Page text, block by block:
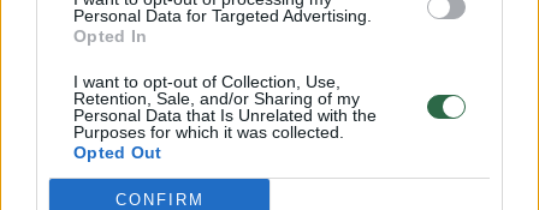
Personal Data for Targeted Advertising.
Opted In
I want to opt-out of Collection, Use,
Retention, Sale, and/or Sharing of my
Personal Data that Is Unrelated with the
Purposes for which it was collected.
Opted Out
CONFIRM
View this post on Instagram